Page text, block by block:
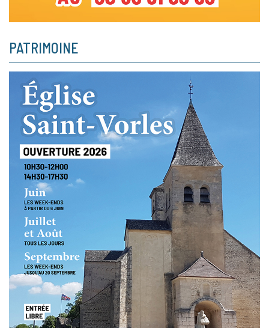
PATRIMOINE